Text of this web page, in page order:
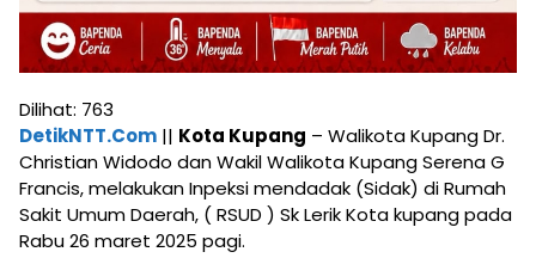
Dilihat: 763
DetikNTT.Com || Kota Kupang – Walikota Kupang Dr.
Christian Widodo dan Wakil Walikota Kupang Serena G
Francis, melakukan Inpeksi mendadak (Sidak) di Rumah
Sakit Umum Daerah, ( RSUD ) Sk Lerik Kota kupang pada
Rabu 26 maret 2025 pagi.